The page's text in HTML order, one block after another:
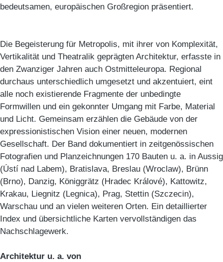
bedeutsamen, europäischen Großregion präsentiert.
Die Begeisterung für Metropolis, mit ihrer von Komplexität,
Vertikalität und Theatralik geprägten Architektur, erfasste in
den Zwanziger Jahren auch Ostmitteleuropa. Regional
durchaus unterschiedlich umgesetzt und akzentuiert, eint
alle noch existierende Fragmente der unbedingte
Formwillen und ein gekonnter Umgang mit Farbe, Material
und Licht. Gemeinsam erzählen die Gebäude von der
expressionistischen Vision einer neuen, modernen
Gesellschaft. Der Band dokumentiert in zeitgenössischen
Fotografien und Planzeichnungen 170 Bauten u. a. in Aussig
(Ústí nad Labem), Bratislava, Breslau (Wroclaw), Brünn
(Brno), Danzig, Königgrätz (Hradec Králové), Kattowitz,
Krakau, Liegnitz (Legnica), Prag, Stettin (Szczecin),
Warschau und an vielen weiteren Orten. Ein detaillierter
Index und übersichtliche Karten vervollständigen das
Nachschlagewerk.
Architektur u. a. von